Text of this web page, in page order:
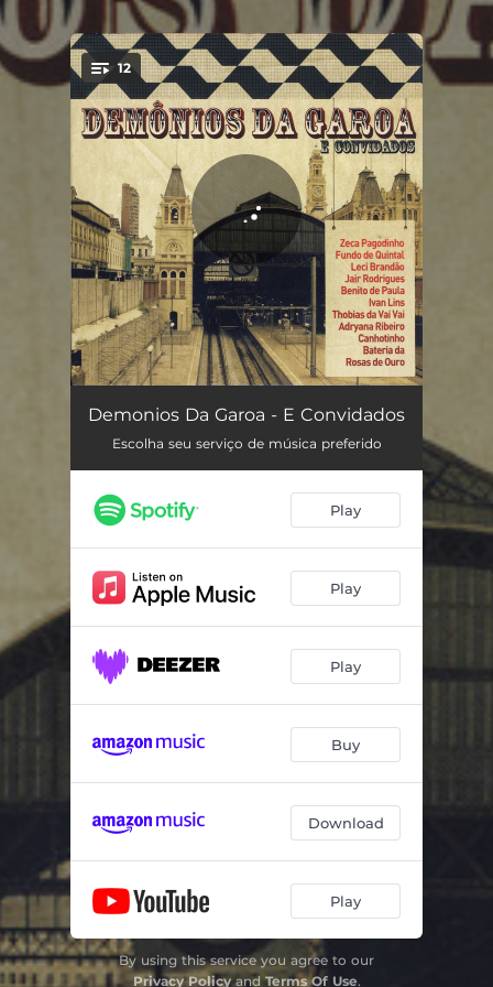
You're all set!
12
Abrigo De Vagabundo 02:52
Apaga O Fogo Mané 02:52
Mulher Patrão E Cachaça 03:13
A Vida É Dura 02:59
Samba Do Arnesto 02:53
Ave Maria 02:30
Estação São Paulo 02:50
02:56
02:42
Iracema 02:39
Demonios Da Garoa - E Convidados
Escolha seu serviço de música preferido
Play
Play
Play
Buy
Download
Play
By using this service you agree to our
Privacy PolicyandTerms Of Use.
.